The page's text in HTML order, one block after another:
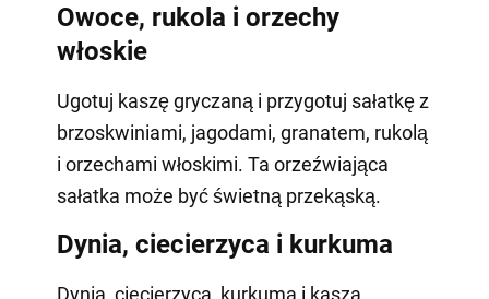
Owoce, rukola i orzechy
włoskie
Ugotuj kaszę gryczaną i przygotuj sałatkę z
brzoskwiniami, jagodami, granatem, rukolą
i orzechami włoskimi. Ta orzeźwiająca
sałatka może być świetną przekąską.
Dynia, ciecierzyca i kurkuma
Dynia, ciecierzyca, kurkuma i kasza